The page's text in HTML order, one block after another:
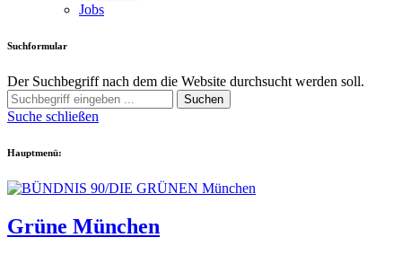
Jobs
Suchformular
Der Suchbegriff nach dem die Website durchsucht werden soll.
Suchen
Suche schließen
Hauptmenü:
Grüne München